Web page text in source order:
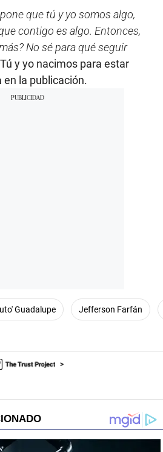
que tú y yo somos algo,
contigo es algo. Entonces,
No sé para qué seguir
Tú y yo nacimos para estar
en la publicación.
Guadalupe Jefferson Farfán